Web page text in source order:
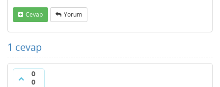
Cevap Yorum
1 cevap
0
0